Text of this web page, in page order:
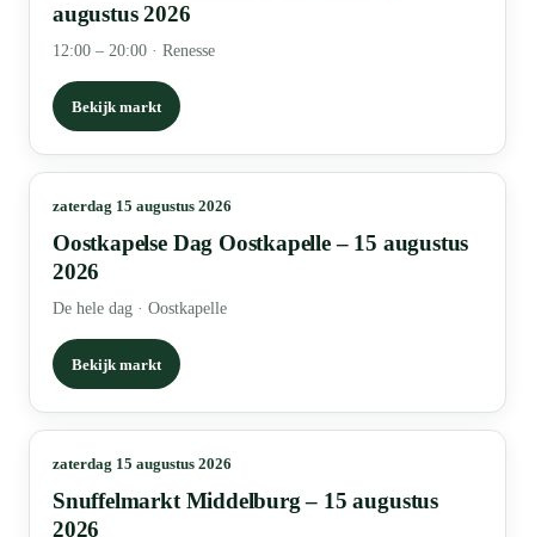
augustus 2026
12:00 – 20:00 · Renesse
Bekijk markt
zaterdag 15 augustus 2026
Oostkapelse Dag Oostkapelle – 15 augustus
2026
De hele dag · Oostkapelle
Bekijk markt
zaterdag 15 augustus 2026
Snuffelmarkt Middelburg – 15 augustus
2026